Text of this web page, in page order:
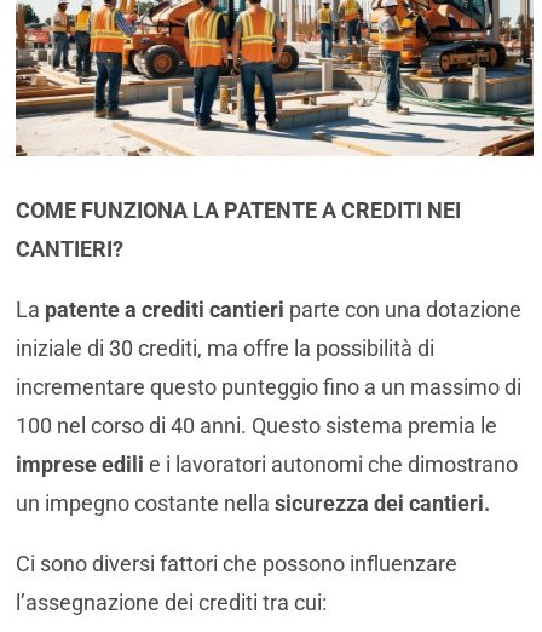
COME FUNZIONA LA PATENTE A CREDITI NEI
CANTIERI?
La patente a crediti cantieri parte con una dotazione
iniziale di 30 crediti, ma offre la possibilità di
incrementare questo punteggio fino a un massimo di
100 nel corso di 40 anni. Questo sistema premia le
imprese edili e i lavoratori autonomi che dimostrano
un impegno costante nella sicurezza dei cantieri.
Ci sono diversi fattori che possono influenzare
l’assegnazione dei crediti tra cui: